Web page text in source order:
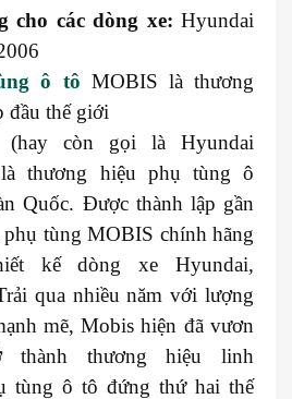
cho các dòng xe: Hyundai
ô tô MOBIS là thương
đầu thế giới
(hay còn gọi là Hyundai
thương hiệu phụ tùng ô
Quốc. Được thành lập gần
phụ tùng MOBIS chính hãng
kế dòng xe Hyundai,
qua nhiều năm với lượng
mẽ, Mobis hiện đã vươn
thành thương hiệu linh
tùng ô tô đứng thứ hai thế